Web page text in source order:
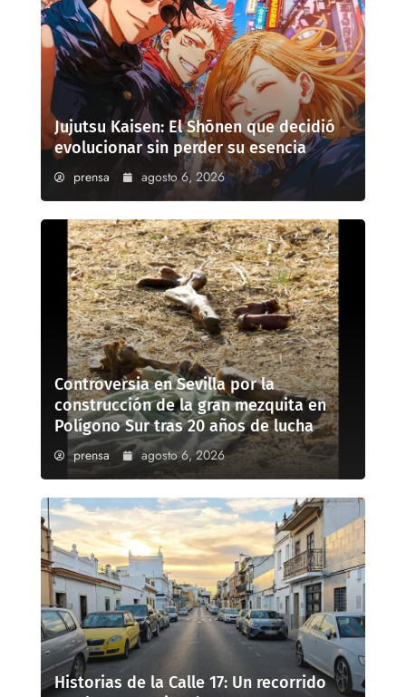
Jujutsu Kaisen: El Shōnen que decidió
evolucionar sin perder su esencia
prensa agosto 6, 2026
Controversia en Sevilla por la
construcción de la gran mezquita en
Polígono Sur tras 20 años de lucha
prensa agosto 6, 2026
Historias de la Calle 17: Un recorrido